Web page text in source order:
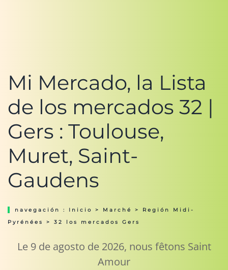
Mi Mercado, la Lista
de los mercados 32 |
Gers : Toulouse,
Muret, Saint-
Gaudens
navegación : Inicio > Marché > Región Midi-
Pyrénées
> 32 los mercados Gers
Le 9 de agosto de 2026, nous fêtons Saint
Amour